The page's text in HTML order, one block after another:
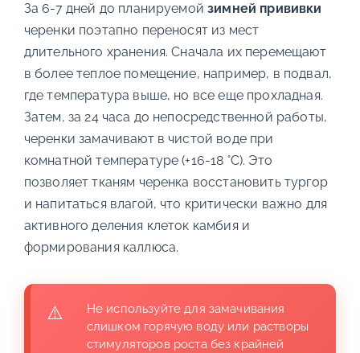
За 6-7 дней до планируемойзимней прививки
черенки поэтапно переносят из мест
длительного хранения. Сначала их перемещают
в более теплое помещение, например, в подвал,
где температура выше, но все еще прохладная.
Затем, за 24 часа до непосредственной работы,
черенки замачивают в чистой воде при
комнатной температуре (+16-18 °C). Это
позволяет тканям черенка восстановить тургор
и напитаться влагой, что критически важно для
активного деления клеток камбия и
формирования каллюса.
Не используйте для замачивания
слишком горячую воду или растворы
стимуляторов роста без крайней